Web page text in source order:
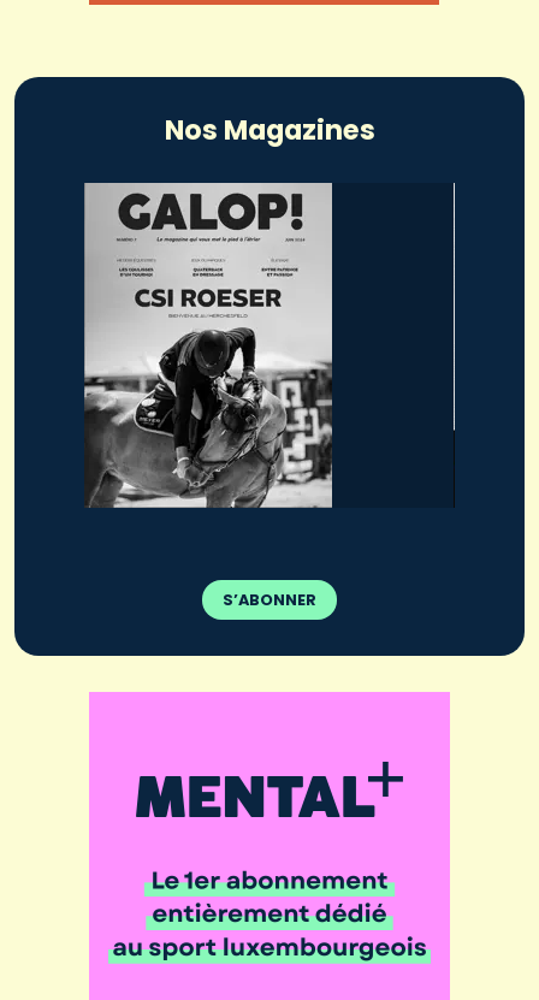
Nos Magazines
S’ABONNER